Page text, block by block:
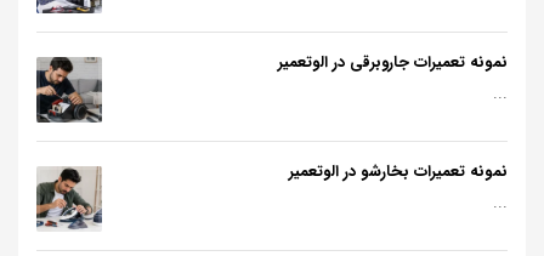
نمونه تعمیرات جاروبرقی در الوتعمیر
...
نمونه تعمیرات بخارشو در الوتعمیر
...